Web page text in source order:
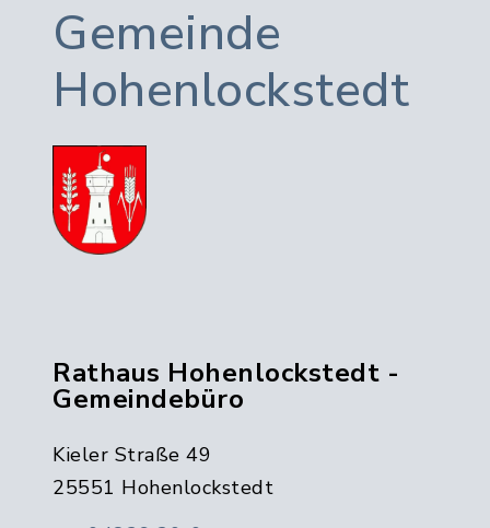
Gemeinde
Hohenlockstedt
Rathaus Hohenlockstedt -
Gemeindebüro
Kieler Straße 49
25551 Hohenlockstedt